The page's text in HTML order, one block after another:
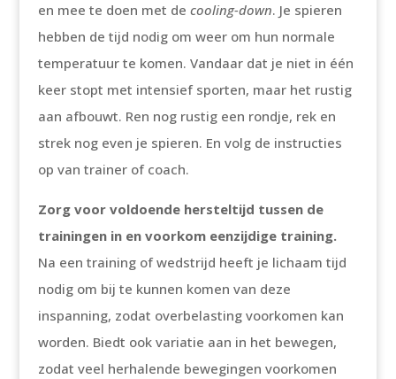
en mee te doen met de cooling-down. Je spieren
hebben de tijd nodig om weer om hun normale
temperatuur te komen. Vandaar dat je niet in één
keer stopt met intensief sporten, maar het rustig
aan afbouwt. Ren nog rustig een rondje, rek en
strek nog even je spieren. En volg de instructies
op van trainer of coach.
Zorg voor voldoende hersteltijd tussen de
trainingen in en voorkom eenzijdige training.
Na een training of wedstrijd heeft je lichaam tijd
nodig om bij te kunnen komen van deze
inspanning, zodat overbelasting voorkomen kan
worden. Biedt ook variatie aan in het bewegen,
zodat veel herhalende bewegingen voorkomen